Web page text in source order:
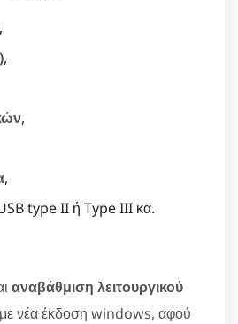
,
,
,
type II ή Type III κα.
αναβάθμιση λειτουργικού
νέα έκδοση windows, αφού